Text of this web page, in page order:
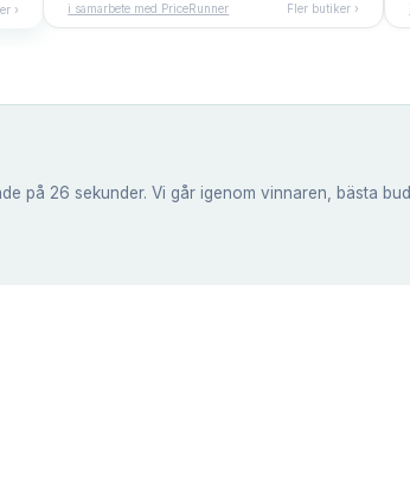
› i samarbete med PriceRunner Fler butiker ›
på 26 sekunder. Vi går igenom vinnaren, bästa